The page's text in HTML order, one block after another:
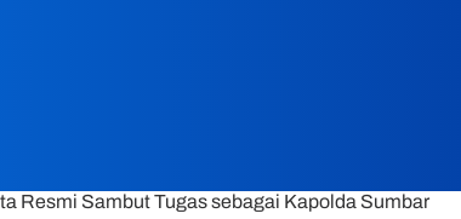
Resmi Sambut Tugas sebagai Kapolda Sumbar